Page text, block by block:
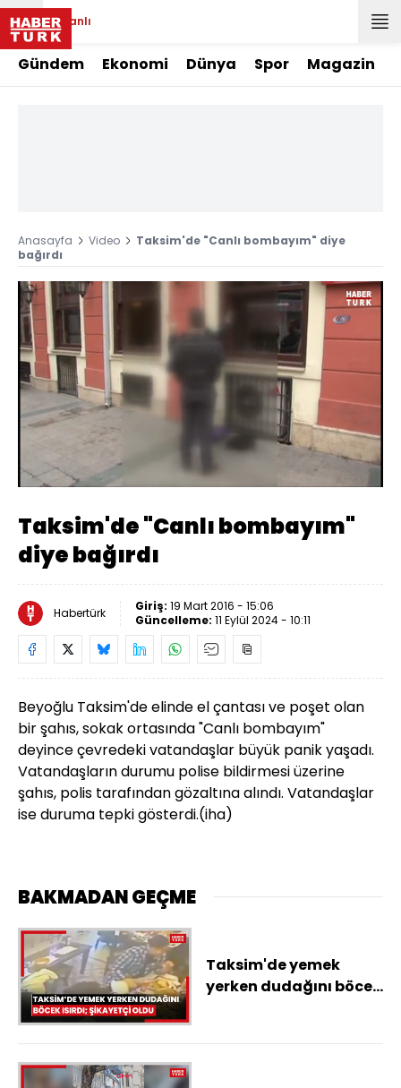
Canlı
Gündem Ekonomi Dünya Spor Magazin
Anasayfa Video
Taksim'de "Canlı bombayım" diye
bağırdı
Sesi
Aç
Yüklendi
Oynatma
Hızı
Taksim'de "Canlı bombayım"
diye bağırdı
Habertürk Giriş: 19 Mart 2016 - 15:06
Güncelleme: 11 Eylül 2024 - 10:11
Beyoğlu Taksim'de elinde el çantası ve poşet olan
bir şahıs, sokak ortasında "Canlı bombayım"
deyince çevredeki vatandaşlar büyük panik yaşadı.
Vatandaşların durumu polise bildirmesi üzerine
şahıs, polis tarafından gözaltına alındı. Vatandaşlar
ise duruma tepki gösterdi.(iha)
BAKMADAN GEÇME
Taksim'de yemek
yerken dudağını böcek